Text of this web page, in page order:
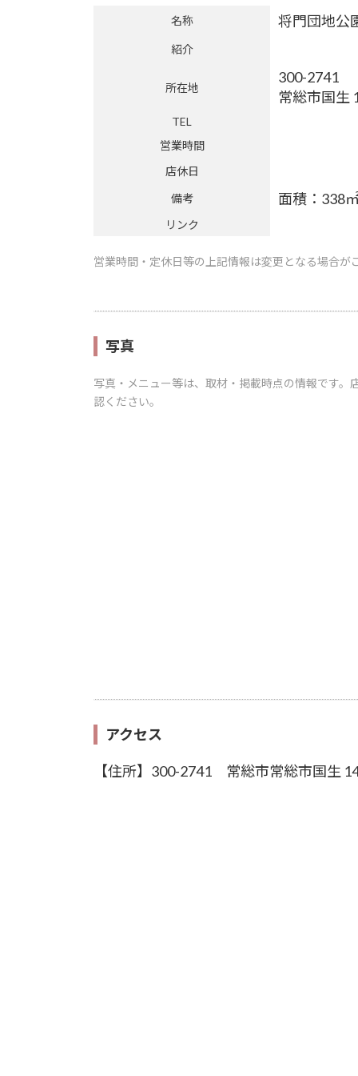
名称 将門団地公
紹介
所在地
300-2741
常総市国生
TEL
営業時間
店休日
備考
面積：338
リンク
営業時間・定休日等の上記情報は変更となる場合
写真
写真・メニュー等は、取材・掲載時点の情報です
認ください。
アクセス
【住所】300-2741 常総市常総市国生